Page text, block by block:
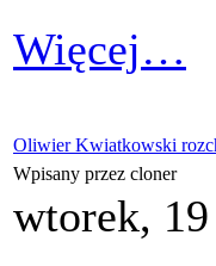
Więcej…
Oliwier Kwiatkowski
Wpisany przez cloner
wtorek,